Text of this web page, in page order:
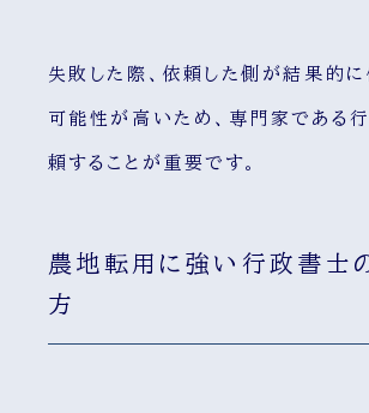
失敗した際、依頼した側が結果的
可能性が高いため、専門家である
頼することが重要です。
農地転用に強い行政書士
方